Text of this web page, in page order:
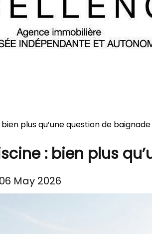
plus qu’une question de
: bien plus
May 2026